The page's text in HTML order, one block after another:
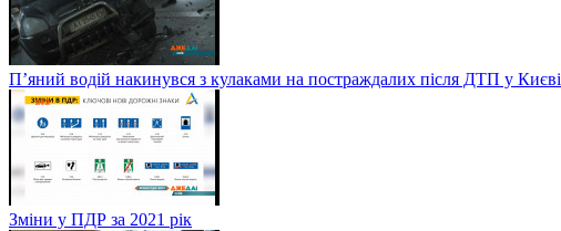
П’яний водій накинувся з кулаками на постраждалих після ДТП у Києві
Зміни у ПДР за 2021 рік